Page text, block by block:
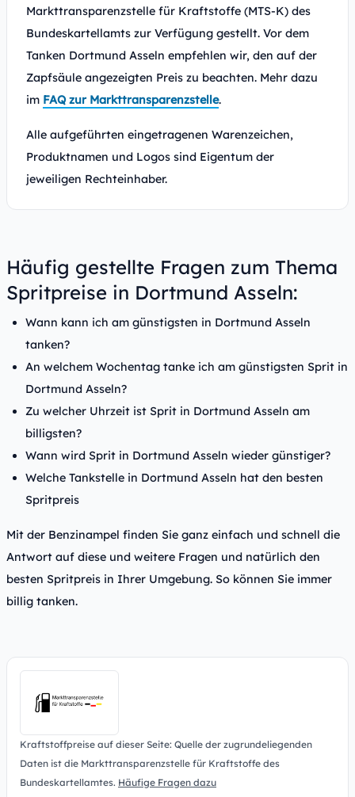
Markttransparenzstelle für Kraftstoffe (MTS-K) des
Bundeskartellamts zur Verfügung gestellt. Vor dem
Tanken Dortmund Asseln empfehlen wir, den auf der
Zapfsäule angezeigten Preis zu beachten. Mehr dazu
im FAQ zur Markttransparenzstelle.
Alle aufgeführten eingetragenen Warenzeichen,
Produktnamen und Logos sind Eigentum der
jeweiligen Rechteinhaber.
Häufig gestellte Fragen zum Thema
Spritpreise in Dortmund Asseln:
Wann kann ich am günstigsten in Dortmund Asseln
tanken?
An welchem Wochentag tanke ich am günstigsten Sprit in
Dortmund Asseln?
Zu welcher Uhrzeit ist Sprit in Dortmund Asseln am
billigsten?
Wann wird Sprit in Dortmund Asseln wieder günstiger?
Welche Tankstelle in Dortmund Asseln hat den besten
Spritpreis
Mit der Benzinampel finden Sie ganz einfach und schnell die
Antwort auf diese und weitere Fragen und natürlich den
besten Spritpreis in Ihrer Umgebung. So können Sie immer
billig tanken.
Kraftstoffpreise auf dieser Seite: Quelle der zugrundeliegenden
Daten ist die Markttransparenzstelle für Kraftstoffe des
Bundeskartellamtes. Häufige Fragen dazu